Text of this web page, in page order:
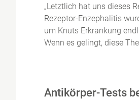
„Letztlich hat uns dieses
Rezeptor-Enzephalitis
um Knuts Erkrankung
Wenn es gelingt, diese
Antikörper-Tests